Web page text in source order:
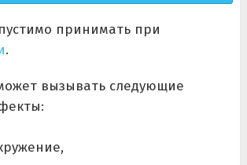
принимать при
.
вызывать следующие